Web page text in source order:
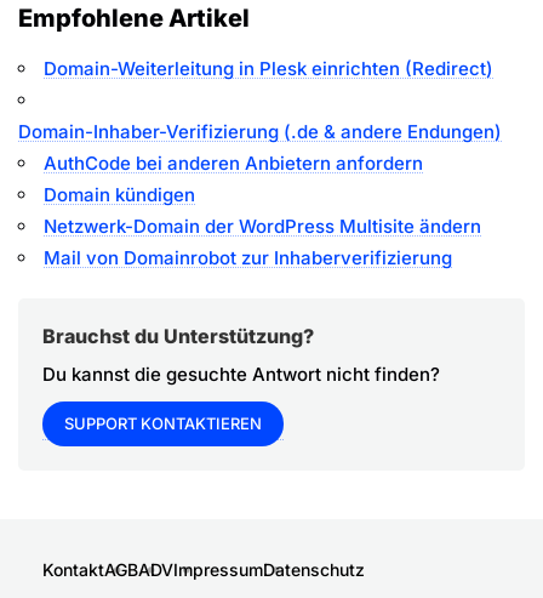
Empfohlene Artikel
Domain-Weiterleitung in Plesk einrichten (Redirect)
Domain-Inhaber-Verifizierung (.de & andere Endungen)
AuthCode bei anderen Anbietern anfordern
Domain kündigen
Netzwerk-Domain der WordPress Multisite ändern
Mail von Domainrobot zur Inhaberverifizierung
Brauchst du Unterstützung?
Du kannst die gesuchte Antwort nicht finden?
SUPPORT KONTAKTIEREN
KontaktAGBADVImpressumDatenschutz